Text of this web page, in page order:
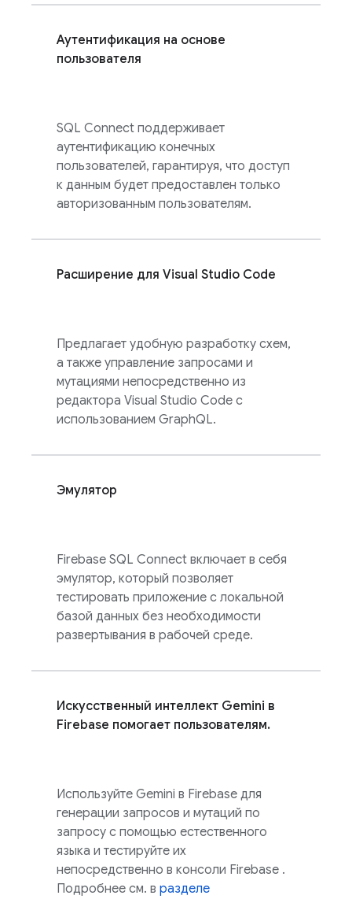
Аутентификация на основе
пользователя
SQL Connect поддерживает
аутентификацию конечных
пользователей, гарантируя, что доступ
к данным будет предоставлен только
авторизованным пользователям.
Расширение для Visual Studio Code
Предлагает удобную разработку схем,
а также управление запросами и
мутациями непосредственно из
редактора Visual Studio Code с
использованием GraphQL.
Эмулятор
Firebase SQL Connect включает в себя
эмулятор, который позволяет
тестировать приложение с локальной
базой данных без необходимости
развертывания в рабочей среде.
Искусственный интеллект Gemini в
Firebase помогает пользователям.
Используйте Gemini в Firebase для
генерации запросов и мутаций по
запросу с помощью естественного
языка и тестируйте их
непосредственно в консоли Firebase .
Подробнее см. в разделе